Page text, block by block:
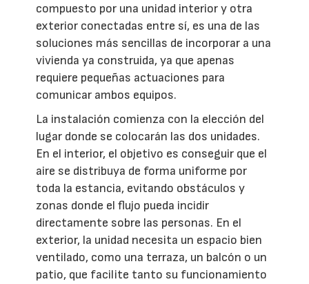
compuesto por una unidad interior y otra
exterior conectadas entre sí, es una de las
soluciones más sencillas de incorporar a una
vivienda ya construida, ya que apenas
requiere pequeñas actuaciones para
comunicar ambos equipos.
La instalación comienza con la elección del
lugar donde se colocarán las dos unidades.
En el interior, el objetivo es conseguir que el
aire se distribuya de forma uniforme por
toda la estancia, evitando obstáculos y
zonas donde el flujo pueda incidir
directamente sobre las personas. En el
exterior, la unidad necesita un espacio bien
ventilado, como una terraza, un balcón o un
patio, que facilite tanto su funcionamiento